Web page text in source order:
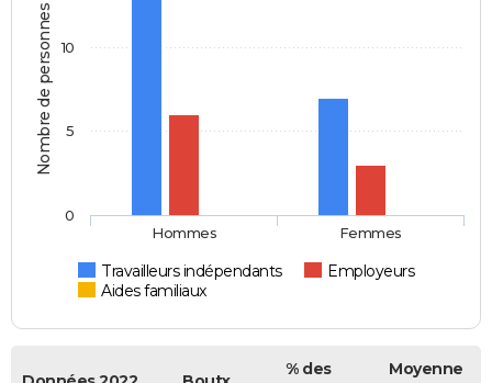
Nombre de personnes
Travailleurs indépendants
Employeurs
Aides familiaux
Hommes Femmes
0
5
10
% des
Moyenne